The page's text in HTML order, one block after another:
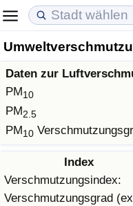
Daten zur
PM10
PM2.5
PM10
Index
Verschmutzungsindex:
Verschmutzungsgrad
Lebenshaltungskosten
Lebenshaltungskosten-
in Akaba
Immobilienpreise
Immobilienpreis-Index
Immobilienpreis-Index
Immobilienpreis-Index
Lebensqualität
Lebensqualität-Index
Lebensqualität-Index
Lebensqualitätsindex
Kriminalität